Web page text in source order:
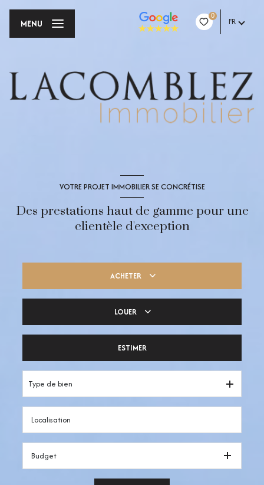
0
FR
MENU
VOTRE PROJET IMMOBILIER SE CONCRÉTISE
Des prestations haut de gamme pour une
clientèle d'exception
ACHETER
LOUER
ESTIMER
Type de bien
Budget